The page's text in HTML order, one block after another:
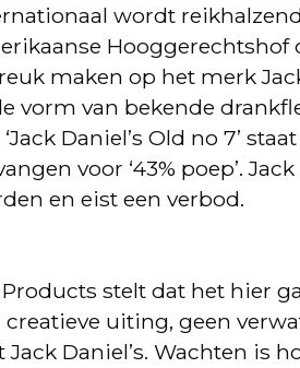
wordt
Hooggerechtshof
maken op het merk
vorm van bekende
Daniel’s Old no 7’
voor ‘43% poep’.
en eist een verbod.
Products stelt dat het hier
creatieve uiting, geen
Jack Daniel’s. Wachten is